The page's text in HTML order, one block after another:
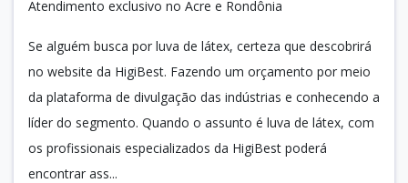
Atendimento exclusivo no Acre e Rondônia
Se alguém busca por luva de látex, certeza que descobrirá
no website da HigiBest. Fazendo um orçamento por meio
da plataforma de divulgação das indústrias e conhecendo a
líder do segmento. Quando o assunto é luva de látex, com
os profissionais especializados da HigiBest poderá
encontrar ass...